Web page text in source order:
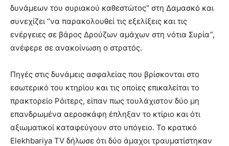
δυνάμεων του συριακού καθεστώτος” στη Δαμασκό και
συνεχίζει “να παρακολουθεί τις εξελίξεις και τις
ενέργειες σε βάρος Δρούζων αμάχων στη νότια Συρία”,
ανέφερε σε ανακοίνωση ο στρατός.
Πηγές στις δυνάμεις ασφαλείας που βρίσκονται στο
εσωτερικό του κτηρίου και τις οποίες επικαλείται το
πρακτορείο Ρόιτερς, είπαν πως τουλάχιστον δύο μη
επανδρωμένα αεροσκάφη έπληξαν το κτίριο και ότι
αξιωματικοί καταφεύγουν στο υπόγειο. Το κρατικό
Elekhbariya TV δήλωσε ότι δύο άμαχοι τραυματίστηκαν